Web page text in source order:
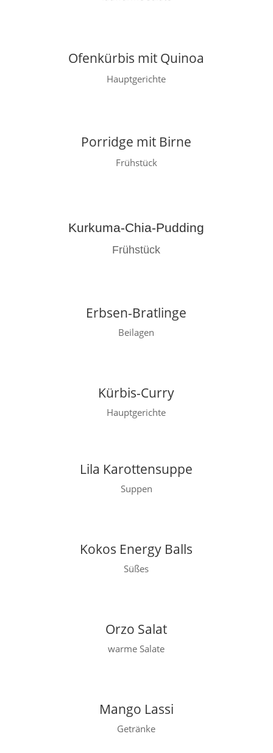
Ofenkürbis mit Quinoa
Hauptgerichte
Porridge mit Birne
Frühstück
Kurkuma-Chia-Pudding
Frühstück
Erbsen-Bratlinge
Beilagen
Kürbis-Curry
Hauptgerichte
Lila Karottensuppe
Suppen
Kokos Energy Balls
Süßes
Orzo Salat
warme Salate
Mango Lassi
Getränke